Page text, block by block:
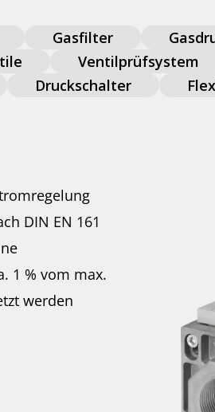
Gasfilter
Ventilprüfsystem
Druckschalter
DIN EN 161
1 % vom max.
werden